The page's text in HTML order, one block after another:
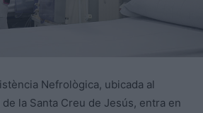
Nefrològica, ubicada al
la Santa Creu de Jesús, entra en